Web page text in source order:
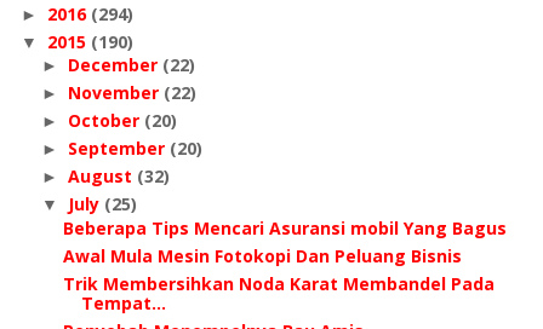
► 2016 (294)
▼ 2015 (190)
► December (22)
► November (22)
► October (20)
► September (20)
► August (32)
▼ July (25)
Beberapa Tips Mencari Asuransi mobil Yang Bagus
Awal Mula Mesin Fotokopi Dan Peluang Bisnis
Trik Membersihkan Noda Karat Membandel Pada
Tempat...